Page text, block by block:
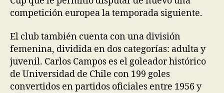
competición europea la temporada siguiente.
El club también cuenta con una división
femenina, dividida en dos categorías: adulta y
juvenil. Carlos Campos es el goleador histórico
de Universidad de Chile con 199 goles
convertidos en partidos oficiales entre 1956 y